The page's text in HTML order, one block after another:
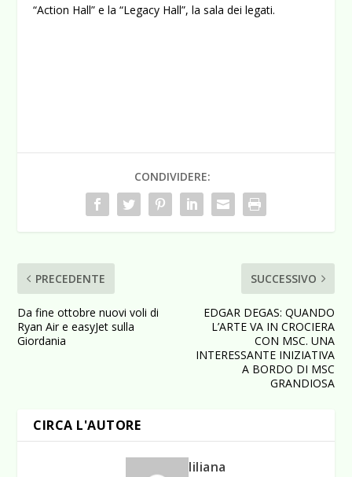
“Action Hall” e la “Legacy Hall”, la sala dei legati.
CONDIVIDERE:
PRECEDENTE
Da fine ottobre nuovi voli di
Ryan Air e easyJet sulla
Giordania
SUCCESSIVO
EDGAR DEGAS: QUANDO
L’ARTE VA IN CROCIERA
CON MSC. UNA
INTERESSANTE INIZIATIVA
A BORDO DI MSC
GRANDIOSA
CIRCA L'AUTORE
liliana